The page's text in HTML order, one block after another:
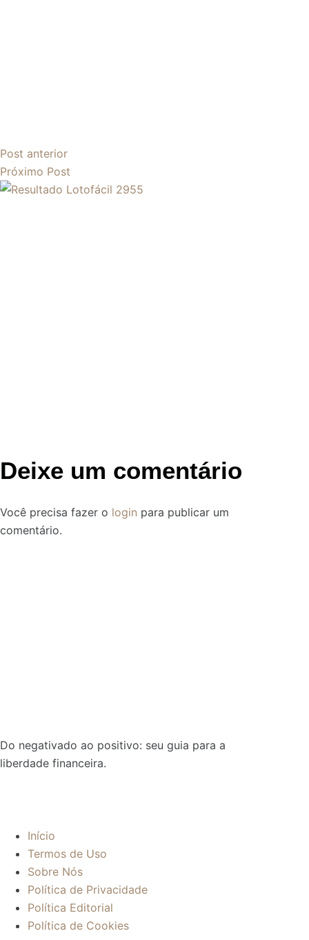
Post anterior
Próximo Post
Deixe um comentário
Você precisa fazer o login para publicar um
comentário.
Do negativado ao positivo: seu guia para a
liberdade financeira.
Início
Termos de Uso
Sobre Nós
Política de Privacidade
Política Editorial
Política de Cookies